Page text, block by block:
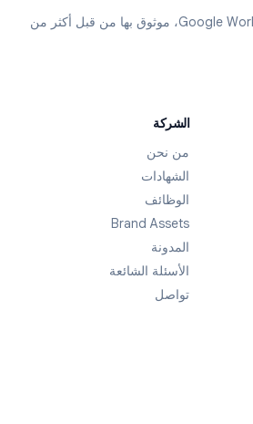
إضافات الإنتاجية لـ Google Workspace، موثوق بها من قبل أكثر من
الشركة
من نحن
الشهادات
الوظائف
Brand Assets
المدونة
الأسئلة الشائعة
تواصل